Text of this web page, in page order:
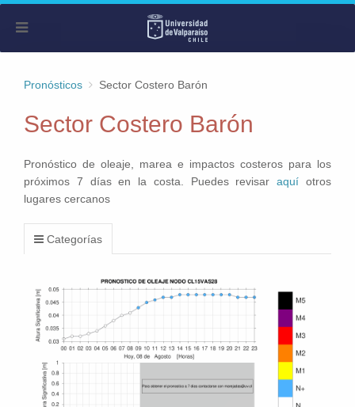
Pronósticos Sector Costero Barón
Sector Costero Barón
Pronóstico de oleaje, marea e impactos costeros para los
próximos 7 días en la costa. Puedes revisaraquí otros
lugares cercanos
Categorías